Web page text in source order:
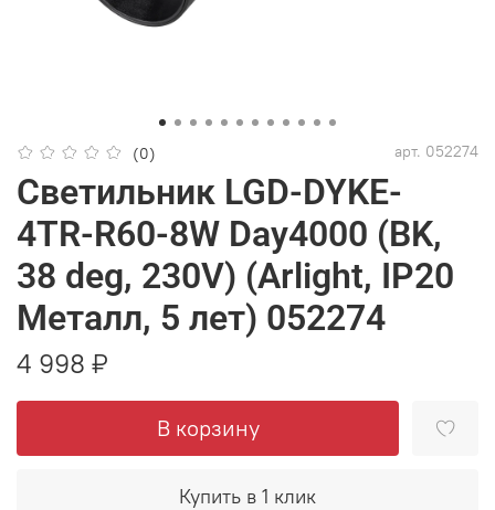
(0) арт. 052274
Светильник LGD-DYKE-
4TR-R60-8W Day4000 (BK,
38 deg, 230V) (Arlight, IP20
Металл, 5 лет) 052274
4 998 ₽
В корзину
Купить в 1 клик